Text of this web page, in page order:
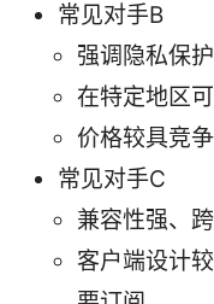
常见对手B
强调隐私保
在特定地区
价格较具竞
常见对手C
兼容性强、
客户端设计